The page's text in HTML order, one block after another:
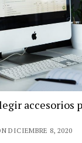
accesorios
DICIEMBRE 8, 2020